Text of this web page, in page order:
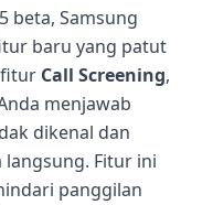
beta, Samsung
baru yang patut
fitur Call Screening,
menjawab
dikenal dan
Fitur ini
panggilan